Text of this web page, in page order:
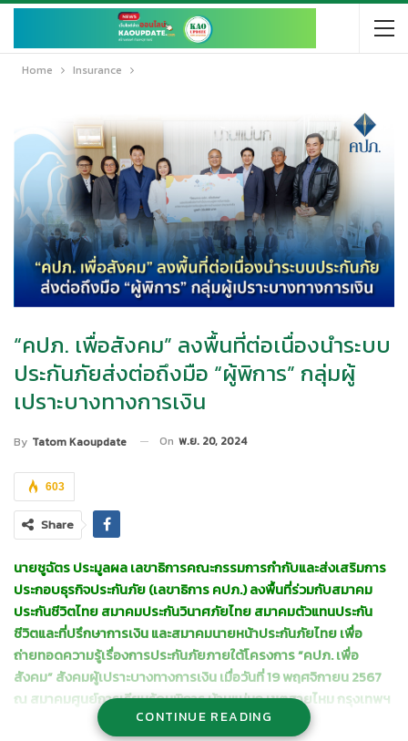
Home Insurance
“คปภ. เพื่อสังคม” ลงพื้นที่ต่อเนื่องนำระบบ
ประกันภัยส่งต่อถึงมือ “ผู้พิการ” กลุ่มผู้
เปราะบางทางการเงิน
By Tatom Kaoupdate On พ.ย. 20, 2024
603
Share
นายชูฉัตร ประมูลผล เลขาธิการคณะกรรมการกำกับและส่งเสริมการ
ประกอบธุรกิจประกันภัย (เลขาธิการ คปภ.)ลงพื้นที่ร่วมกับสมาคม
ประกันชีวิตไทย สมาคมประกันวินาศภัยไทย สมาคมตัวแทนประกัน
ชีวิตและที่ปรึกษาการเงิน และสมาคมนายหน้าประกันภัยไทย เพื่อ
ถ่ายทอดความรู้เรื่องการประกันภัยภายใต้โครงการ “คปภ. เพื่อ
สังคม” สังคมผู้เปราะบางทางการเงิน เมื่อวันที่ 19 พฤศจิกายน 2567
ณ สมาคมศูนย์การเรียนรู้คนพิการ บ้านแม่นก เขตสายไหม กรุงเทพฯ
พร้อมบันทึกเทปโทรทัศน์เพื่อเผยแพร่เรื่องราวผ่านรายการ คปภ. เพื่อ
CONTINUE READING